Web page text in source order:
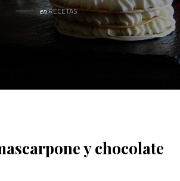
enRECETAS
y chocolate